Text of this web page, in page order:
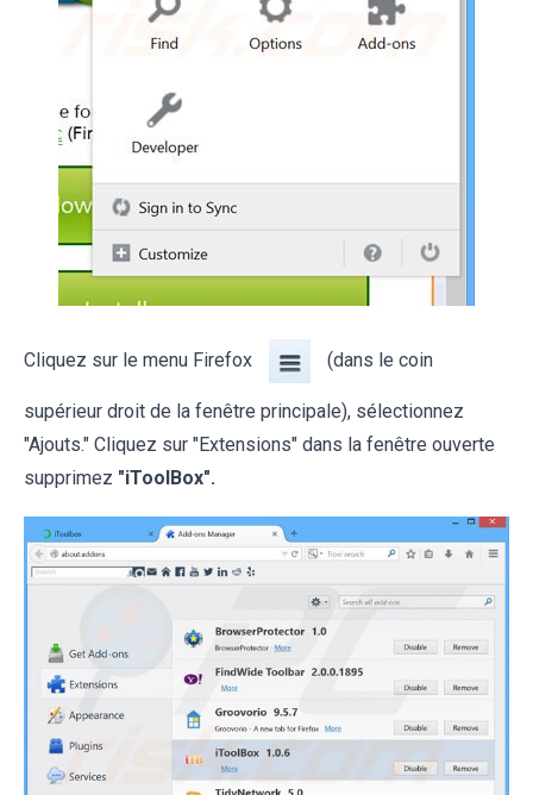
Cliquez sur le menu Firefox (dans le coin
supérieur droit de la fenêtre principale), sélectionnez
"Ajouts." Cliquez sur "Extensions" dans la fenêtre ouverte
supprimez "iToolBox".